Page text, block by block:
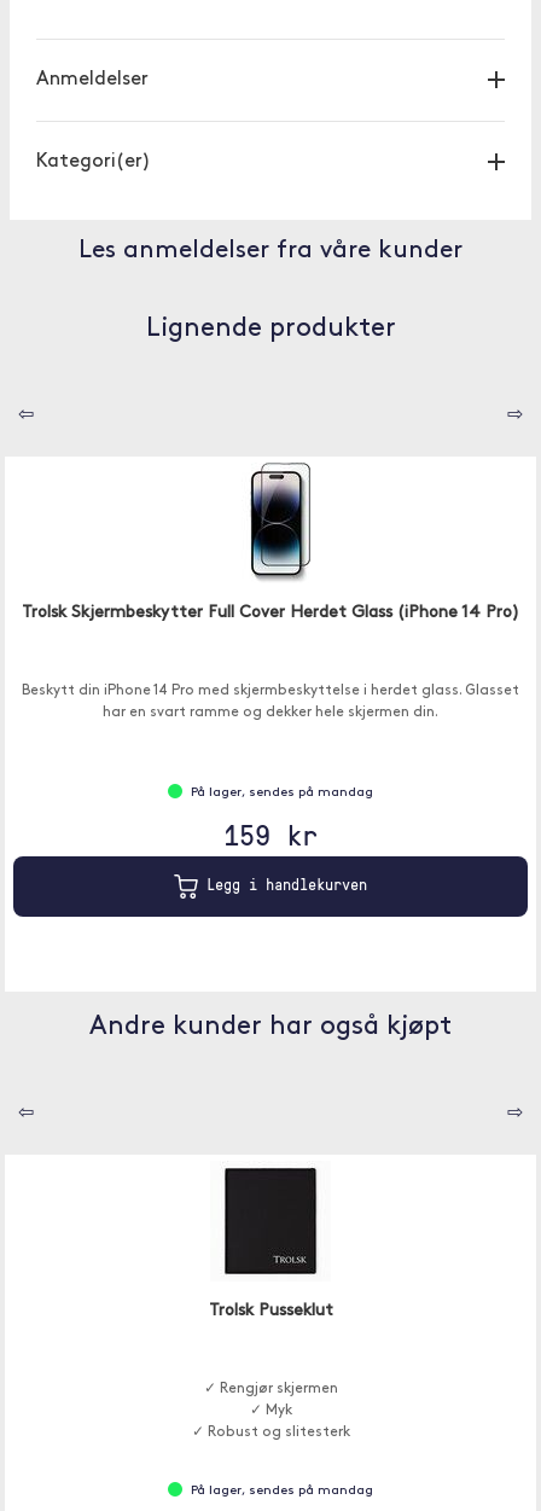
Anmeldelser
Kategori(er)
Les anmeldelser fra våre kunder
Lignende produkter
⇦ ⇨
Trolsk Skjermbeskytter Full Cover Herdet Glass (iPhone 14 Pro)
Beskytt din iPhone 14 Pro med skjermbeskyttelse i herdet glass. Glasset
har en svart ramme og dekker hele skjermen din.
På lager, sendes på mandag
159 kr
Legg i handlekurven
Andre kunder har også kjøpt
⇦ ⇨
Trolsk Pusseklut
✓ Rengjør skjermen
✓ Myk
✓ Robust og slitesterk
På lager, sendes på mandag